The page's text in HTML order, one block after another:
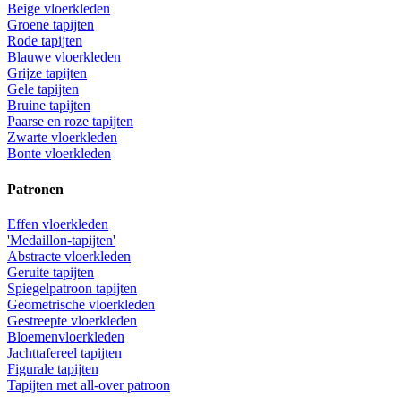
Beige vloerkleden
Groene tapijten
Rode tapijten
Blauwe vloerkleden
Grijze tapijten
Gele tapijten
Bruine tapijten
Paarse en roze tapijten
Zwarte vloerkleden
Bonte vloerkleden
Patronen
Effen vloerkleden
'Medaillon-tapijten'
Abstracte vloerkleden
Geruite tapijten
Spiegelpatroon tapijten
Geometrische vloerkleden
Gestreepte vloerkleden
Bloemenvloerkleden
Jachttafereel tapijten
Figurale tapijten
Tapijten met all-over patroon